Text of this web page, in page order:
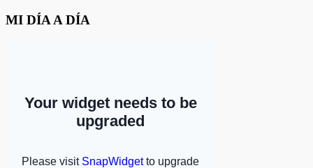
MI DÍA A DÍA